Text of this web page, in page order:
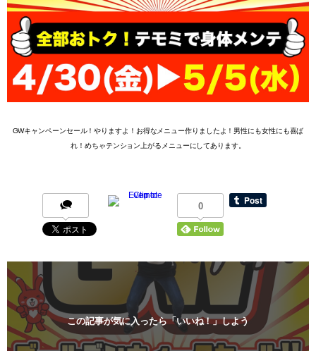
GWキャンペーンセール！やりますよ！お得なメニュー作りましたよ！男性にも女性にも喜ば
れ！めちゃテンション上がるメニューにしてあります。
0
この記事が気に入ったら「いいね！」しよう